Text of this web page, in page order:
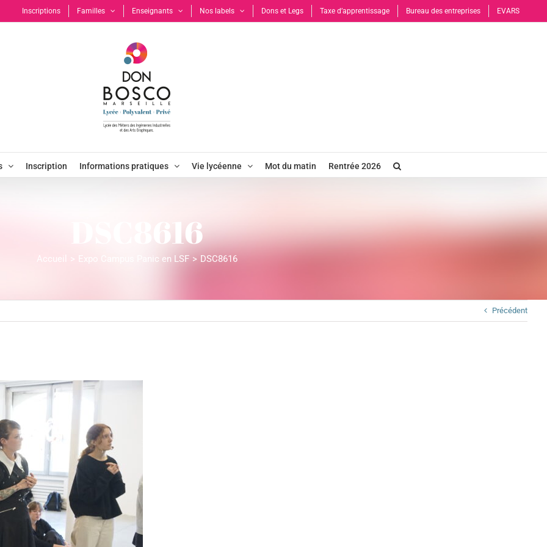
Inscriptions Familles Enseignants Nos labels Dons et Legs Taxe d’apprentissage Bureau des entreprises EVARS
Inscription Informations pratiques Vie lycéenne Mot du matin Rentrée 2026
DSC8616
Accueil Expo Campus Panic en LSF DSC8616
Précédent